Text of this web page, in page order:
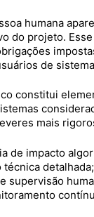
humana
do projeto.
de
constitui
mais
de impacto
detalhada;
supervisão